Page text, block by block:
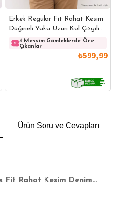
Erkek Regular Fit Rahat Kesim
Düğmeli Yaka Uzun Kol Çizgili
Pamuklu Lacivert Gömlek
4 Mevsim Gömleklerde Öne
Çıkanlar
₺599,99
KEMER BOXER
Ürün Soru ve Cevapları
Unisex Relax Fit Rahat Kesim Denim Kot Kapaklı Çift Cepli Lacivert Overshirt Ceket Tarzı Gömlek